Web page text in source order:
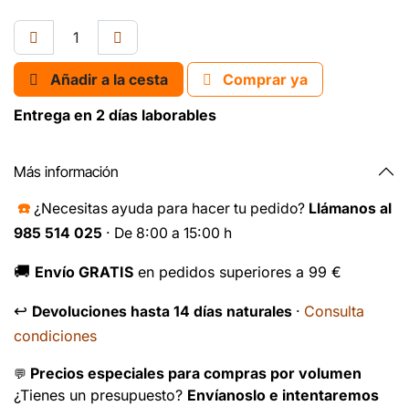
Añadir a la cesta
Comprar ya
Entrega en 2 días laborables
Más información
☎️ ¿Necesitas ayuda para hacer tu pedido? Llámanos al
985 514 025 · De 8:00 a 15:00 h
🚚 Envío GRATIS en pedidos superiores a 99 €
↩️ Devoluciones hasta 14 días naturales · Consulta
condiciones
💬 Precios especiales para compras por volumen
¿Tienes un presupuesto? Envíanoslo e intentaremos